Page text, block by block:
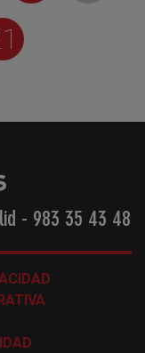
- 983 35 43 48